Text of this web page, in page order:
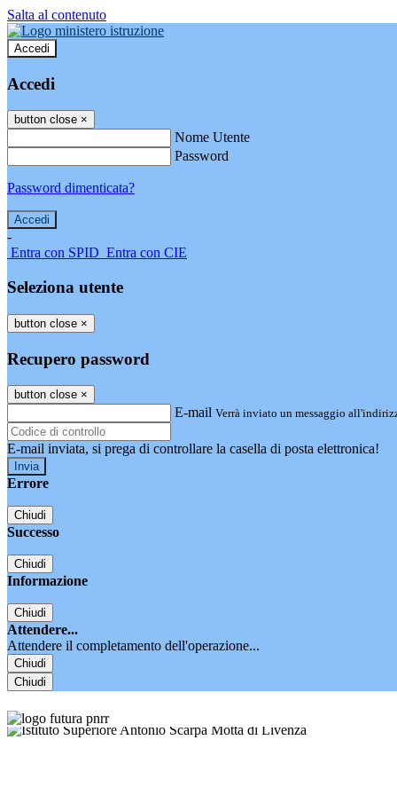
Salta al contenuto
Accedi
Accedi
button close ×
Nome Utente
Password
Password dimenticata?
-
Entra con SPID Entra con CIE
Seleziona utente
button close ×
Recupero password
button close ×
E-mail Verrà inviato un messaggio
E-mail inviata, si prega di controllare la casella di posta elettronica!
Errore
Chiudi
Successo
Chiudi
Informazione
Chiudi
Attendere...
Attendere il completamento dell'operazione...
Chiudi
Chiudi